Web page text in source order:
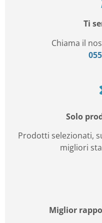
Ti
Chiama il
Solo
Prodotti selezionati,
migliori
Miglior